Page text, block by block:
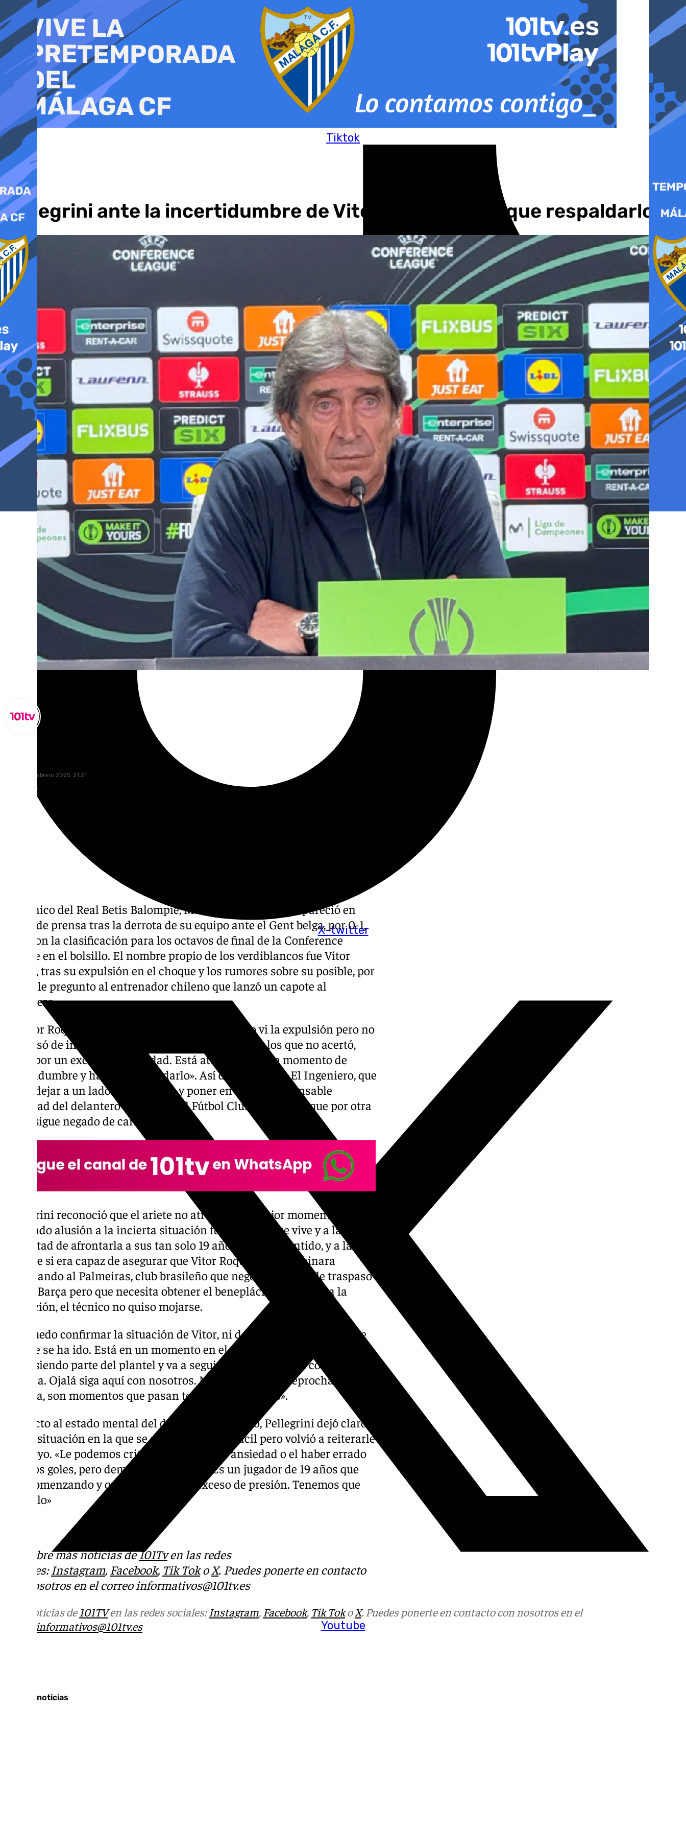
al
contenido
Tiktok
X-twitter
Youtube
Pellegrini ante la incertidumbre de Vitor Roque: «Hay que respaldarlo
jueves, 20 febrero 2025, 21:21
Compartir:
El técnico del Real Betis Balompié, Manuel Pellegrini, compareció en
rueda de prensa tras la derrota de su equipo ante el Gent belga, por 0-1,
pero con la clasificación para los octavos de final de la Conference
League en el bolsillo. El nombre propio de los verdiblancos fue Vitor
Roque, tras su expulsión en el choque y los rumores sobre su posible, por
eso se le pregunto al entrenador chileno que lanzó un capote al
delantero.
«A Vitor Roque no se le puede reprochar nada. No vi la expulsión pero no
se cansó de intentarlo. Tuvo tres mano a mano que los que no acertó,
quizá por un exceso de ansiedad. Está atravesando un momento de
incertidumbre y hay que respaldarlo». Así de tajante fue El Ingeniero, que
quiso dejar a un lado la expulsión y poner en valor la incansable
voluntad del delantero cedido por el Fútbol Club Barcelona, que por otra
parte sigue negado de cara a gol.
Pellegrini reconoció que el ariete no atraviesa su mejor momento,
haciendo alusión a la incierta situación futbolística que vive y a la
dificultad de afrontarla a sus tan solo 19 años. En este sentido, y a la
hora de si era capaz de asegurar que Vitor Roque no se terminara
marchando al Palmeiras, club brasileño que negocia su posible traspaso
con el Barça pero que necesita obtener el beneplácito bético para la
operación, el técnico no quiso mojarse.
«No puedo confirmar la situación de Vitor, ni de ningún otro jugador de
los que se ha ido. Está en un momento en el que tenemos que apoyarlo.
Sigue siendo parte del plantel y va a seguir contando con la confianza
nuestra. Ojalá siga aquí con nosotros. No hay nada que reprocharle a su
entrega, son momentos que pasan todos los jugadores».
Respecto al estado mental del delantero brasileño, Pellegrini dejó claro
que la situación en la que se encuentra no es fácil pero volvió a reiterarle
su apoyo. «Le podemos criticar su exceso de ansiedad o el haber errado
algunos goles, pero demostró sus ganas. Es un jugador de 19 años que
está comenzando y quizá está con un exceso de presión. Tenemos que
cuidarlo»
Descubre más noticias de101Tven las redes
sociales: Instagram, Facebook, Tik Toko X. Puedes ponerte en contacto
con nosotros en el correo informativos@101tv.es
Más noticias de 101TVen las redes sociales: Instagram, Facebook, Tik TokoX. Puedes ponerte en contacto con nosotros en el
informativos@101tv.es
Últimas noticias